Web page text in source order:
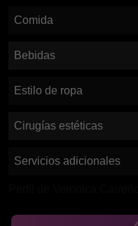
Comida
Bebidas
Estilo de ropa
Cirugías estéticas
Servicios adicionales